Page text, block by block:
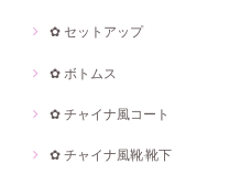
✿ セットアップ
✿ ボトムス
✿ チャイナ風コート
✿ チャイナ風靴·靴下